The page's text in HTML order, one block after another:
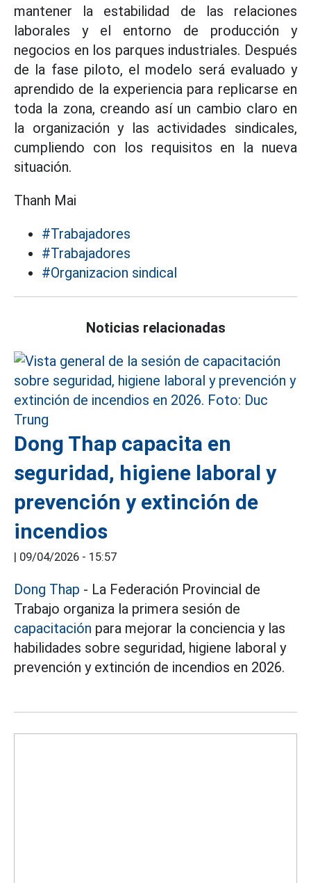
mantener la estabilidad de las relaciones
laborales y el entorno de producción y
negocios en los parques industriales. Después
de la fase piloto, el modelo será evaluado y
aprendido de la experiencia para replicarse en
toda la zona, creando así un cambio claro en
la organización y las actividades sindicales,
cumpliendo con los requisitos en la nueva
situación.
Thanh Mai
#Trabajadores
#Trabajadores
#Organizacion sindical
Noticias relacionadas
Dong Thap capacita en
seguridad, higiene laboral y
prevención y extinción de
incendios
| 09/04/2026 - 15:57
Dong Thap - La Federación Provincial de
Trabajo organiza la primera sesión de
capacitación para mejorar la conciencia y las
habilidades sobre seguridad, higiene laboral y
prevención y extinción de incendios en 2026.